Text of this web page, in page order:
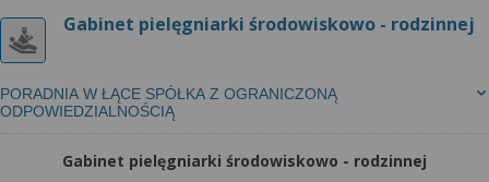
Gabinet pielęgniarki środowiskowo - rodzinnej
PORADNIA W ŁĄCE SPÓŁKA Z OGRANICZONĄ
ODPOWIEDZIALNOŚCIĄ
Gabinet pielęgniarki środowiskowo - rodzinnej